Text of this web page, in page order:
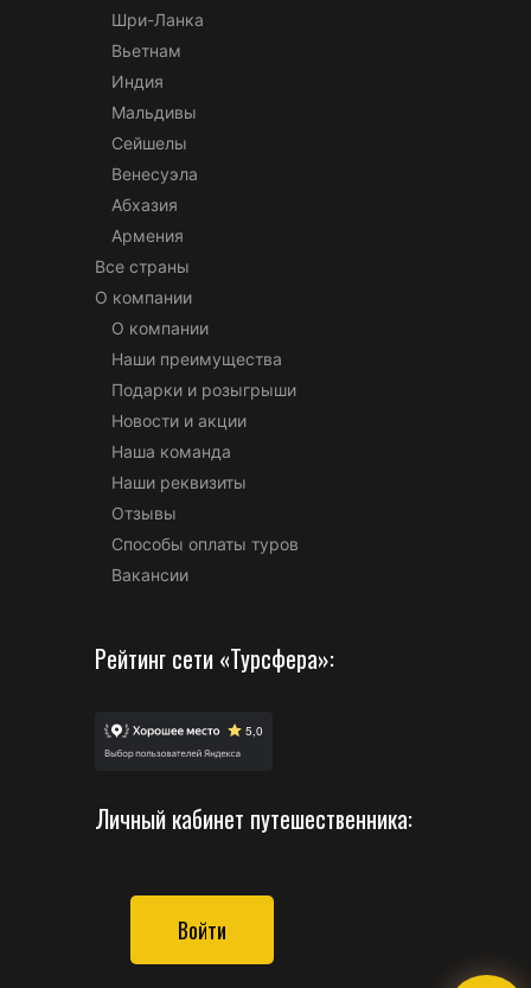
Шри-Ланка
Вьетнам
Индия
Мальдивы
Сейшелы
Венесуэла
Абхазия
Армения
Все страны
О компании
О компании
Наши преимущества
Подарки и розыгрыши
Новости и акции
Наша команда
Наши реквизиты
Отзывы
Способы оплаты туров
Вакансии
Рейтинг сети «Турсфера»:
Личный кабинет путешественника:
Войти